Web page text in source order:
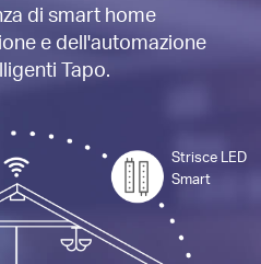
di smart home
e dell'automazione
Tapo.
Strisce LED
Smart